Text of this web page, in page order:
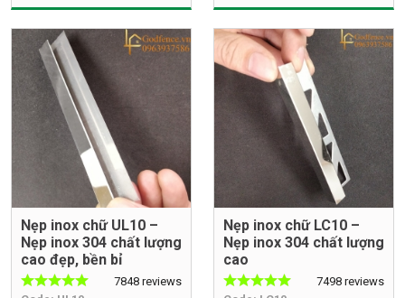
Nẹp inox chữ UL10 –
Nẹp inox 304 chất lượng
cao đẹp, bền bỉ
7848 reviews
Nẹp inox chữ LC10 –
Nẹp inox 304 chất lượng
cao
7498 reviews